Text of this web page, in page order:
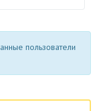
пользователи